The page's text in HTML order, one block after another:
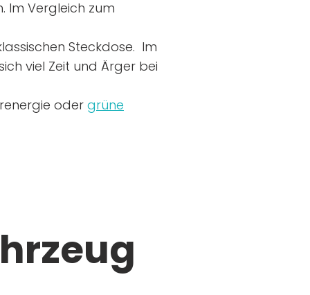
Im Vergleich zum
Steckdose. Im
viel Zeit und Ärger bei
oder grüne